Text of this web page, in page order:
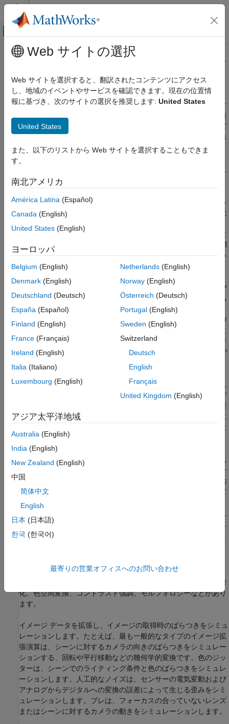
コンテンツへスキップ
オフキャンバス ナビゲーション メ
ドキュメンテーションのホーム
Image Processing Toolbox
イメージ処理の深層学習
深層学習用イメージ前処理とイメージ拡張の
入門
項目一覧
イメージの前処理と拡張
のピクセル ラベル イメージの前処理と拡張
メインコンテンツ
深層学習用イメージ前処理とイメー
ジ拡張の入門
"データの前処理" は、目的のデータの特徴を正規化または強調す
る一連の確定的な演算で構成されます。たとえば、固定された範
囲にデータを正規化したり、ネットワーク入力層に必要なサイズ
にデータを再スケーリングできます。前処理は、学習、検証、お
よび推論に使用されます。
深層学習のワークフローでは、前処理は 2 つの段階で発生するこ
とがあります。
通常、前処理は、ネットワークに渡されるデータを準備する
前に完了する個別の手順として発生します。元のデータを読
す。この方法の利点は、前処理のオーバーヘッドが必要にな
るのは 1 回のみで、その後ネットワークの学習を試行する際
には前処理されたイメージが開始点として既に用意されてい
ることです。
データをデータストアに読み込むと、関数
および
関数combineを使用して、学習中に前処理を適用することも
できます。詳細については、深層学習用のデータストア
(Deep Learning Toolbox)
を参照してください。変換後のイメ
ージはメモリに格納されません。この方法は、前処理演算に
大量の計算が必要ではなく、ネットワークの学習速度に顕著
な影響を与えない場合に、学習データの 2 つ目のコピーをデ
ィスクに書き込むことを回避するのに便利です。
"データ拡張"は、ネットワークの学習中に学習データに適用され
るランダム化された演算で構成されます。拡張を行うと、学習デ
ータの実質的な量が増加し、ネットワークをデータの一般的な歪
みに対して不変にするのに役立ちます。たとえば、学習データに
人工的なノイズを追加してネットワークをノイズに対して不変に
することができます。
学習データを拡張するには、まずデータをデータストアに読み込
みます。いくつかの組み込みデータストアは、特定の用途の場合
に特定の限られた拡張をデータに適用します。関数
お
よび関数
を使用して、データストア内のデータに対して
独自の拡張演算を適用することもできます。学習中、データスト
アによって各エポックの学習データにランダムに摂動が与えられ
るため、エポックごとにわずかに異なるデータセットが使用され
ます。詳細については、
イメージの前処理と拡張
一般的なイメージ前処理演算には、ノイズ除去、エッジ保存平滑
化、色空間変換、コントラスト強調、モルフォロジーなどがあり
ます。
イメージ データを拡張し、イメージの取得時のばらつきをシミュ
レーションします。たとえば、最も一般的なタイプのイメージ拡
張演算は、シーンに対するカメラの向きのばらつきをシミュレー
ションする、回転や平行移動などの幾何学的変換です。色のジッ
ターは、シーンでのライティング条件と色のばらつきをシミュレ
ーションします。人工的なノイズは、センサーの電気変動および
アナログからデジタルへの変換の誤差によって生じる歪みをシミ
ュレーションします。ブレは、フォーカスの合っていないレンズ
またはシーンに対するカメラの動きをシミュレーションします。
Web サイトの選択
Web サイトを選択すると、翻訳されたコンテンツにアクセス
し、地域のイベントやサービスを確認できます。現在の位置情
報に基づき、次のサイトの選択を推奨します: United States
United States
また、以下のリストから Web サイトを選択することもできま
す。
南北アメリカ
América Latina (Español)
Canada (English)
United States (English)
ヨーロッパ
Belgium (English)
Denmark (English)
Deutschland (Deutsch)
España (Español)
Finland (English)
France (Français)
Ireland (English)
Italia (Italiano)
Luxembourg (English)
Netherlands(English)
Norway(English)
Österreich (Deutsch)
Portugal(English)
Sweden (English)
Switzerland
Deutsch
English
Français
United Kingdom (English)
アジア太平洋地域
Australia (English)
India (English)
New Zealand (English)
中国
简体中文
English
日本 (日本語)
한국 (한국어)
最寄りの営業オフィスへのお問い合わせ